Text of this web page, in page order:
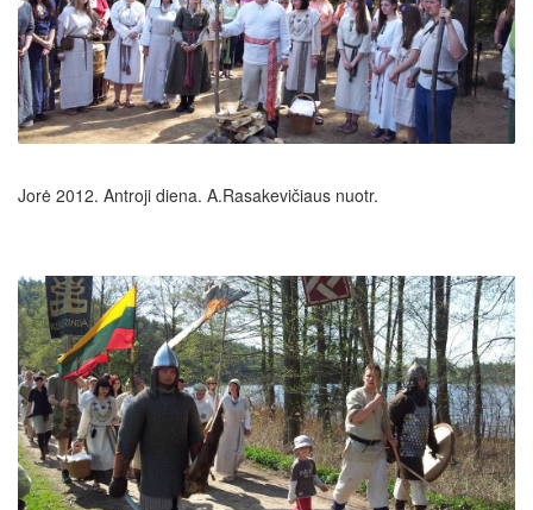
Jorė 2012. Antroji diena. A.Rasakevičiaus nuotr.